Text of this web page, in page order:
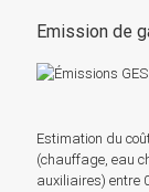
Emission de
Estimation du
(chauffage, eau
auxiliaires) entre